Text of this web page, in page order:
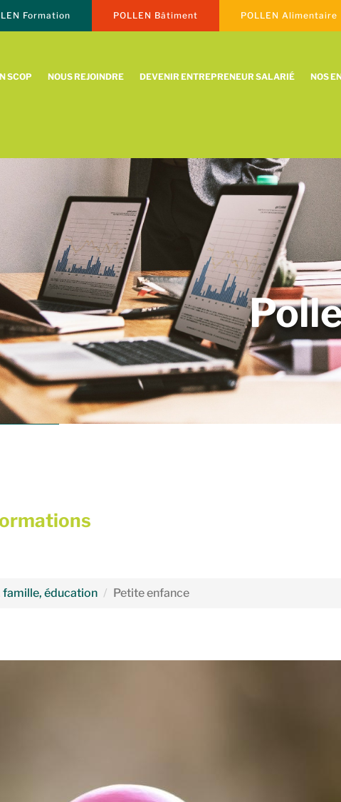
Formation POLLEN Bâtiment POLLEN Alimentaire
SCOP NOUS REJOINDRE DEVENIR ENTREPRENEUR SALARIÉ NOS
famille, éducation Petite enfance